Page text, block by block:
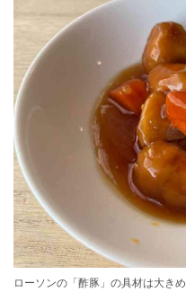
ローソンの「酢豚」の具材は大きめ